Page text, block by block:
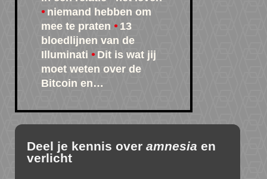
niemand hebben om
mee te praten
13
bloedlijnen van de
Illuminati
Dit is wat jij
moet weten over de
Bitcoin en…
Deel je kennis over amnesia en
verlicht